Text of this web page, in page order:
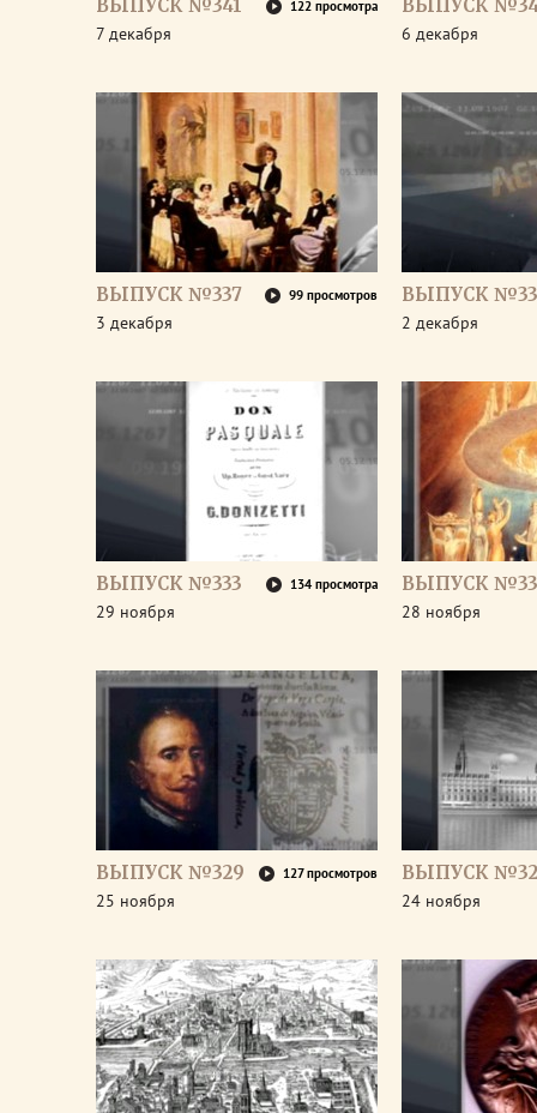
ВЫПУСК №341 122 просмотра
7 декабря
ВЫПУСК
6 декабря
ВЫПУСК №337 99 просмотров
3 декабря
ВЫПУСК
2 декабря
ВЫПУСК №333 134 просмотра
29 ноября
ВЫПУСК
28 ноября
ВЫПУСК №329 127 просмотров
25 ноября
ВЫПУСК
24 ноября